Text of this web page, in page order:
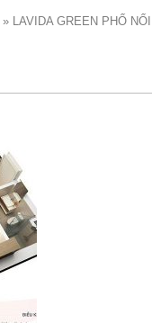
» LAVIDA GREEN PHỐ NỐI